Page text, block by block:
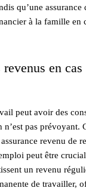
qu’une
à la famille en
revenus en
peut avoir des
n’est pas prévoyant.
revenu de
peut être
un revenu
de travailler,